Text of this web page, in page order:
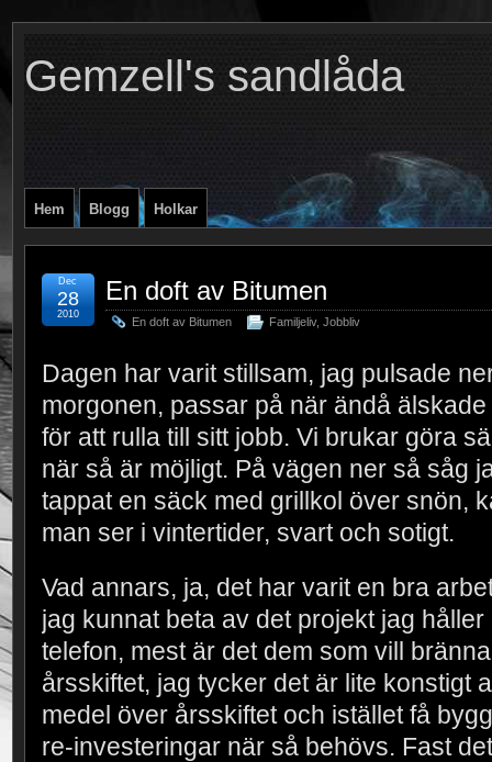
Gemzell's sandlåda
Hem Blogg Holkar
En doft av Bitumen
En doft av Bitumen Familjeliv, Jobbliv
Dec
28
2010
Dagen har varit stillsam, jag pulsade
morgonen, passar på när ändå
för att rulla till sitt jobb. Vi brukar göra
när så är möjligt. På vägen ner så såg
tappat en säck med grillkol över snön,
man ser i vintertider, svart och sotigt.
Vad annars, ja, det har varit en bra
jag kunnat beta av det projekt jag
telefon, mest är det dem som vill
årsskiftet, jag tycker det är lite konstigt
medel över årsskiftet och istället få
re-investeringar när så behövs. Fast